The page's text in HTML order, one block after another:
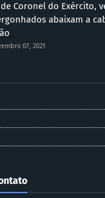
Coronel do Exército,
abaixam a
07, 2021